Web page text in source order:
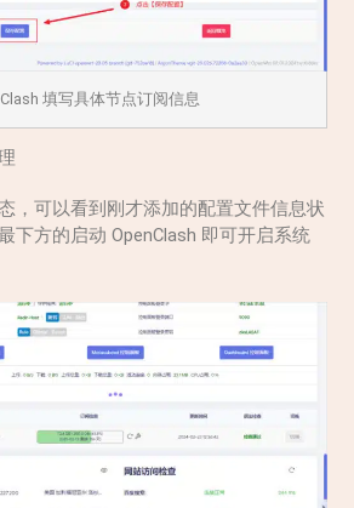
填写具体节点订阅信息
，可以看到刚才添加的配置文件信息状
下方的启动 OpenClash 即可开启系统